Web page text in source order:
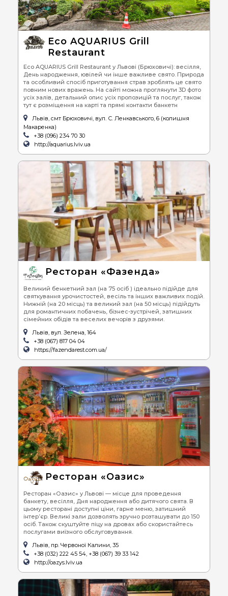
Eco AQUARIUS Grill
Restaurant
Eco AQUARIUS Grill Restaurant у Львові (Брюховичі): весілля,
День народження, ювілей чи інше важливе свято. Природа
та особливий спосіб приготування страв зроблять це свято
повним нових вражень. На сайті можна проглянути 3D фото
усіх залів, детальний опис усіх пропозицій та послуг, також
тут є розміщення на карті та прямі контакти банкетн
Львів, смт Брюховичі, вул. С. Ленкавського, 6 (колишня
Макаренка)
+38 (096) 234 70 30
http://aquarius.lviv.ua
Ресторан «Фазенда»
Великий бенкетний зал (на 75 осіб ) ідеально підійде для
святкування урочистостей, весіль та інших важливих подій.
Нижній (на 20 місць) та великий зал (на 50 місць) підійдуть
для романтичних побачень, бізнес-зустрічей, затишних
сімейних обідів та веселих вечорів з друзями.
Львів, вул. Зелена, 164
+38 (067) 817 04 04
https://fazendarest.com.ua/
Ресторан «Оазис»
Ресторан «Оазис» у Львові — місце для проведення
банкету, весілля, Дня народження або дитячого свята. В
цьому ресторані доступні ціни, гарне меню, затишний
інтер’єр. Великі зали дозволять зручно розташувати до 150
осіб. Також скуштуйте піцу на дровах або скористайтесь
послугами виїзного обслуговування.
Львів, пр. Червоної Калини, 35
+38 (032) 222 45 54, +38 (067) 39 33 142
http://oazys.lviv.ua